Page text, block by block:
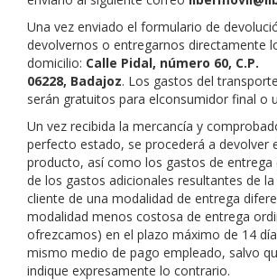
Una vez enviado el formulario de
devolvernos o entregarnos directamente
domicilio: Calle Pidal, número 60, C.P.
06228, Badajoz. Los gastos del
serán gratuitos para elconsumidor final o
Un vez recibida la mercancía y
perfecto estado, se procederá a devolver
producto, así como los gastos de entrega
de los gastos adicionales resultantes de
cliente de una modalidad de entrega
modalidad menos costosa de entrega
ofrezcamos) en el plazo máximo de 14
mismo medio de pago empleado, salvo
indique expresamente lo contrario.